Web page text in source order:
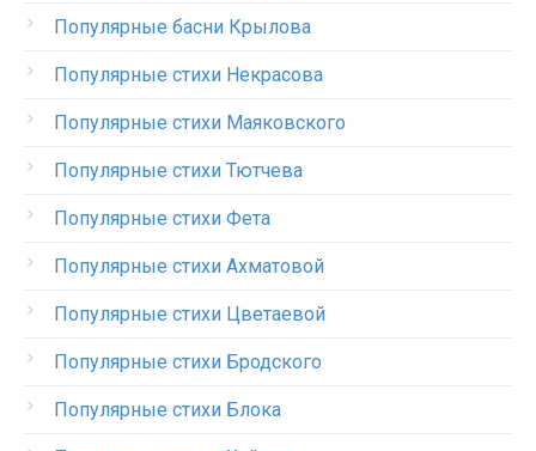
Популярные басни Крылова
Популярные стихи Некрасова
Популярные стихи Маяковского
Популярные стихи Тютчева
Популярные стихи Фета
Популярные стихи Ахматовой
Популярные стихи Цветаевой
Популярные стихи Бродского
Популярные стихи Блока